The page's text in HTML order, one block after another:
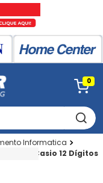
0
Informatica
Mesa Casio 12 Dígitos